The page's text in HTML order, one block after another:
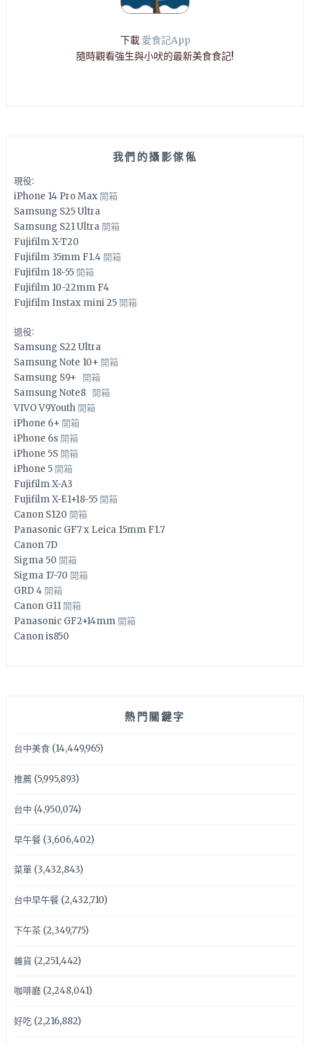
下載 愛食記App
隨時觀看強生與小吠的最新美食食記!
我們的攝影傢俬
現役:
iPhone 14 Pro Max 開箱
Samsung S25 Ultra
Samsung S21 Ultra 開箱
Fujifilm X-T20
Fujifilm 35mm F1.4 開箱
Fujifilm 18-55 開箱
Fujifilm 10-22mm F4
Fujifilm Instax mini 25 開箱
退役:
Samsung S22 Ultra
Samsung Note 10+ 開箱
Samsung S9+ 開箱
Samsung Note8 開箱
VIVO V9Youth 開箱
iPhone 6+ 開箱
iPhone 6s 開箱
iPhone 5S 開箱
iPhone 5 開箱
Fujifilm X-A3
Fujifilm X-E1+18-55 開箱
Canon S120 開箱
Panasonic GF7 x Leica 15mm F1.7
Canon 7D
Sigma 50 開箱
Sigma 17-70 開箱
GRD 4 開箱
Canon G11 開箱
Panasonic GF2+14mm 開箱
Canon is850
熱門關鍵字
台中美食(14,449,965)
推薦(5,995,893)
台中 (4,950,074)
早午餐(3,606,402)
菜單(3,432,843)
台中早午餐(2,432,710)
下午茶(2,349,775)
雜貨 (2,251,442)
咖啡廳(2,248,041)
好吃(2,216,882)